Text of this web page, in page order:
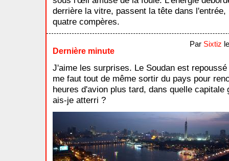
derrière la vitre, passent la tête dans
quatre compères.
Dernière minute
Par Sixtiz
J'aime les surprises. Le Soudan est
me faut tout de même sortir du pays pour
heures d'avion plus tard, dans quelle capitale
ais-je atterri ?